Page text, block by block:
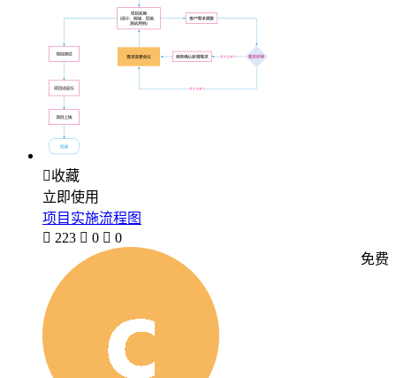
收藏
立即使用
项目实施流程图
 223  0  0
免费